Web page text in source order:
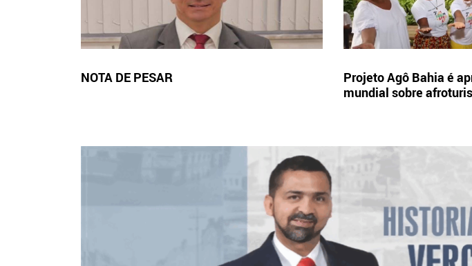
NOTA DE PESAR
Projeto Agô Bahia é
mundial sobre